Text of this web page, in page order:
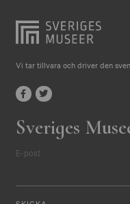
Vi tar tillvara och driver den
Sveriges
E-post